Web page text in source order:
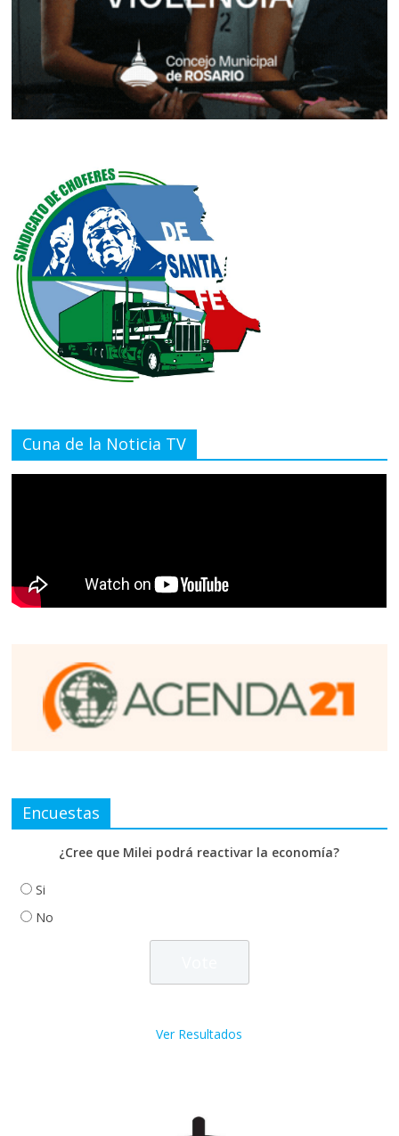
Cuna de la Noticia TV
Encuestas
¿Cree que Milei podrá reactivar la economía?
Si
No
Ver Resultados